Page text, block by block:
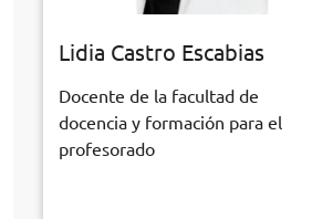
Lidia Castro Escabias
Docente de la facultad de
docencia y formación para el
profesorado